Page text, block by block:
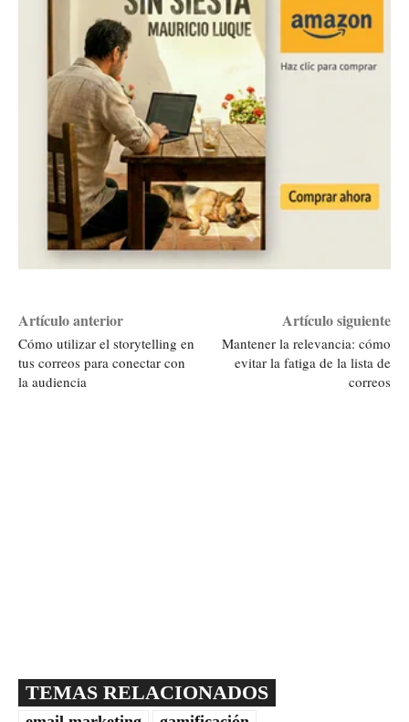
Artículo anterior
Cómo utilizar el storytelling en
tus correos para conectar con
la audiencia
Artículo siguiente
Mantener la relevancia: cómo
evitar la fatiga de la lista de
correos
TEMAS RELACIONADOS